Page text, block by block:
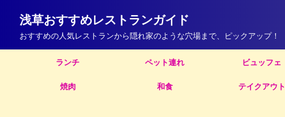
浅草おすすめレストランガイド
おすすめの人気レストランから隠れ家のような穴場まで、ピックアップ！
ランチ ペット連れ ビュッフェ
焼肉 和食 テイクアウト